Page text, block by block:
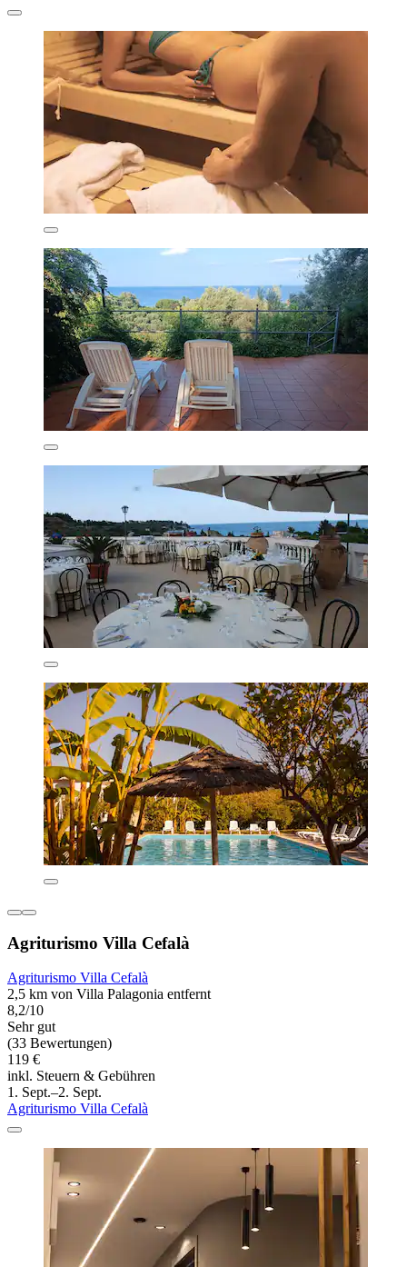
Agriturismo Villa Cefalà
Agriturismo Villa Cefalà
2,5 km von Villa Palagonia entfernt
8,2/10
Sehr gut
(33 Bewertungen)
119 €
inkl. Steuern & Gebühren
1. Sept.–2. Sept.
Agriturismo Villa Cefalà